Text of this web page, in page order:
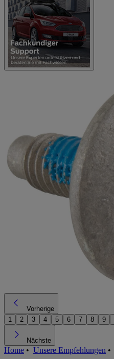
Vorherige
1
2 3 4 5 6 7 8 9
Nächste
Home • Unsere Empfehlungen •